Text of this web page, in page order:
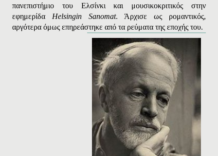
πανεπιστήμιο του Ελσίνκι και μουσικοκριτικός στην
εφημερίδα Helsingin Sanomat. Άρχισε ως ρομαντικός,
αργότερα όμως επηρεάστηκε από τα ρεύματα της εποχής του.